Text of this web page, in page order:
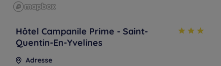
Hôtel Campanile Prime - Saint-
Quentin-En-Yvelines
Adresse